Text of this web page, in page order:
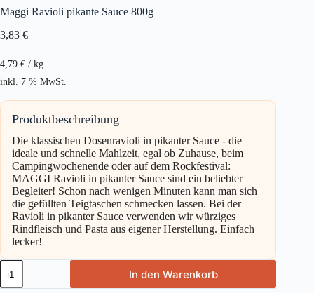
Maggi Ravioli pikante Sauce 800g
3,83 €
4,79 € / kg
inkl. 7 % MwSt.
Produktbeschreibung
Die klassischen Dosenravioli in pikanter Sauce - die
ideale und schnelle Mahlzeit, egal ob Zuhause, beim
Campingwochenende oder auf dem Rockfestival:
MAGGI Ravioli in pikanter Sauce sind ein beliebter
Begleiter! Schon nach wenigen Minuten kann man sich
die gefüllten Teigtaschen schmecken lassen. Bei der
Ravioli in pikanter Sauce verwenden wir würziges
Rindfleisch und Pasta aus eigener Herstellung. Einfach
lecker!
Maggi
Ravioli
pikante
In den Warenkorb